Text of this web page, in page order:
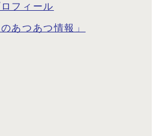
フィール
あつあつ情報」